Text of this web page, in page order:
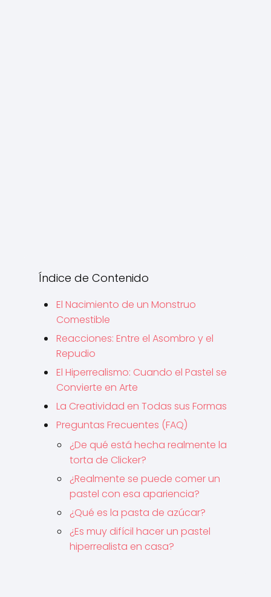
Índice de Contenido
El Nacimiento de un Monstruo
Comestible
Reacciones: Entre el Asombro y el
Repudio
El Hiperrealismo: Cuando el Pastel se
Convierte en Arte
La Creatividad en Todas sus Formas
Preguntas Frecuentes (FAQ)
¿De qué está hecha realmente la
torta de Clicker?
¿Realmente se puede comer un
pastel con esa apariencia?
¿Qué es la pasta de azúcar?
¿Es muy difícil hacer un pastel
hiperrealista en casa?